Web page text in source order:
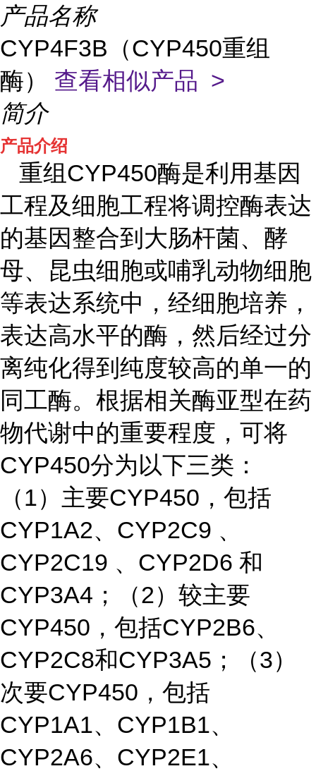
产品名称
CYP4F3B（CYP450重组
酶） 查看相似产品 >
简介
产品介绍
重组CYP450酶是利用基因
工程及细胞工程将调控酶表达
的基因整合到大肠杆菌、酵
母、昆虫细胞或哺乳动物细胞
等表达系统中，经细胞培养，
表达高水平的酶，然后经过分
离纯化得到纯度较高的单一的
同工酶。根据相关酶亚型在药
物代谢中的重要程度，可将
CYP450分为以下三类：
（1）主要CYP450，包括
CYP1A2、CYP2C9 、
CYP2C19 、CYP2D6 和
CYP3A4；（2）较主要
CYP450，包括CYP2B6、
CYP2C8和CYP3A5；（3）
次要CYP450，包括
CYP1A1、CYP1B1、
CYP2A6、CYP2E1、